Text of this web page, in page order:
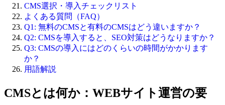
CMS選択・導入チェックリスト
よくある質問（FAQ）
Q1: 無料のCMSと有料のCMSはどう違いますか？
Q2: CMSを導入すると、SEO対策はどうなりますか？
Q3: CMSの導入にはどのくらいの時間がかかります
か？
用語解説
CMSとは何か：WEBサイト運営の要